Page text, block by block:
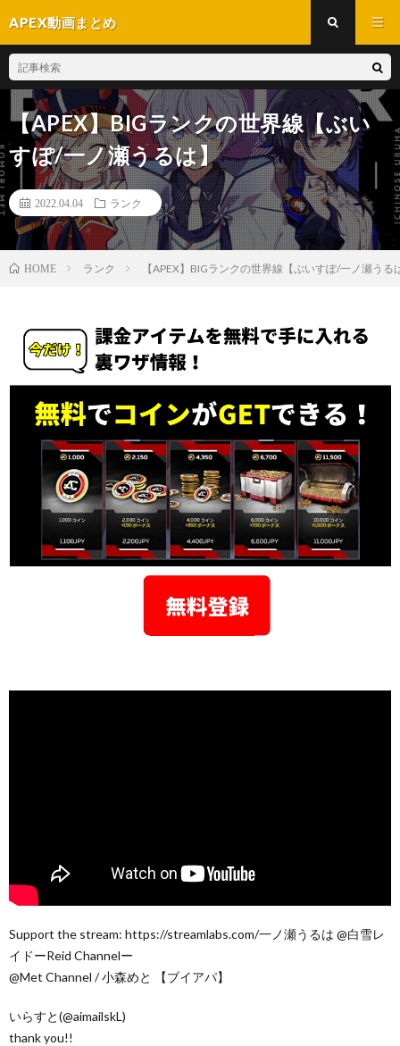
APEX動画まとめ
【APEX】BIGランクの世界線【ぶい
すぽ/一ノ瀬うるは】
2022.04.04 ランク
HOME ランク 【APEX】BIGランクの世界線【ぶいすぽ/一ノ瀬うる
Support the stream: https://streamlabs.com/一ノ瀬うるは @白雪レ
イドーReid Channelー
@Met Channel / 小森めと 【ブイアパ】
いらすと(@aimailskL)
thank you!!